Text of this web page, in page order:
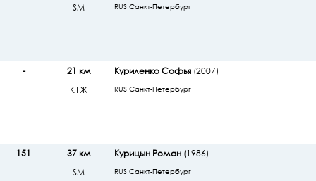
SМ
RUS Санкт-Петербург
-
21 км
К1Ж
Куриленко Софья(2007)
RUS Санкт-Петербург
151
37 км
SМ
Курицын Роман(1986)
RUS Санкт-Петербург